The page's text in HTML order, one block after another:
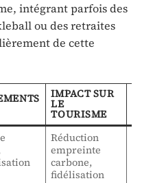
intégrant parfois des
ou des retraites
de cette
IMPACT SUR
LE
TOURISME
Réduction
empreinte
carbone,
fidélisation